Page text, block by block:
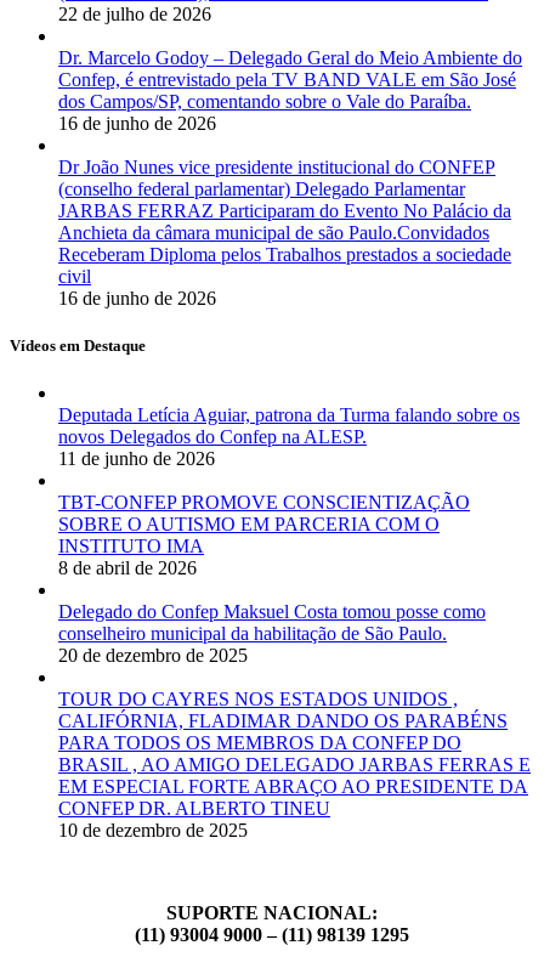
22 de julho de 2026
Dr. Marcelo Godoy – Delegado Geral do Meio Ambiente do
Confep, é entrevistado pela TV BAND VALE em São José
dos Campos/SP, comentando sobre o Vale do Paraíba.
16 de junho de 2026
Dr João Nunes vice presidente institucional do CONFEP
(conselho federal parlamentar) Delegado Parlamentar
JARBAS FERRAZ Participaram do Evento No Palácio da
Anchieta da câmara municipal de são Paulo.Convidados
Receberam Diploma pelos Trabalhos prestados a sociedade
civil
16 de junho de 2026
Vídeos em Destaque
Deputada Letícia Aguiar, patrona da Turma falando sobre os
novos Delegados do Confep na ALESP.
11 de junho de 2026
TBT-CONFEP PROMOVE CONSCIENTIZAÇÃO
SOBRE O AUTISMO EM PARCERIA COM O
INSTITUTO IMA
8 de abril de 2026
Delegado do Confep Maksuel Costa tomou posse como
conselheiro municipal da habilitação de São Paulo.
20 de dezembro de 2025
TOUR DO CAYRES NOS ESTADOS UNIDOS ,
CALIFÓRNIA, FLADIMAR DANDO OS PARABÉNS
PARA TODOS OS MEMBROS DA CONFEP DO
BRASIL , AO AMIGO DELEGADO JARBAS FERRAS E
EM ESPECIAL FORTE ABRAÇO AO PRESIDENTE DA
CONFEP DR. ALBERTO TINEU
10 de dezembro de 2025
SUPORTE NACIONAL:
(11) 93004 9000 – (11) 98139 1295